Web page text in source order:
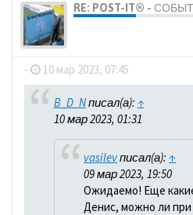
RE: POST-IT® -
- 10 мар 2023, 07:45
B_D_Nписал(а): ↑
10 мар 2023, 01:31
vasilevписал(а): ↑
09 мар 2023, 19:50
Ожидаемо! Еще
Денис, можно ли